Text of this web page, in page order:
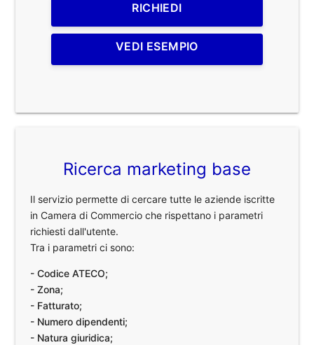
RICHIEDI
VEDI ESEMPIO
Ricerca marketing base
Il servizio permette di cercare tutte le aziende iscritte
in Camera di Commercio che rispettano i parametri
richiesti dall'utente.
Tra i parametri ci sono:
- Codice ATECO;
- Zona;
- Fatturato;
- Numero dipendenti;
- Natura giuridica;